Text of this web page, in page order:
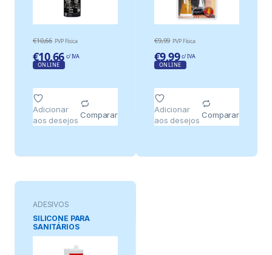
€10,66 PVP Física
€10,66 c/ IVA
ONLINE
Adicionar
aos desejos
Comparar
€9,99 PVP Física
€9,99 c/ IVA
ONLINE
Adicionar
aos desejos
Comparar
ADESIVOS
SILICONE PARA
SANITÁRIOS
TRANSPARENTE 300